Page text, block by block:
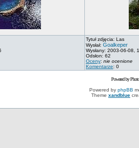
Tytuł zdjęcia: Las
Wysłał: Goalkeper
Wysłany: 2003-06-08,
Odsłon: 62
Oceny: nie ocenione
Komentarze: 0
Powered by
Powered by phpBB
Theme xandblue